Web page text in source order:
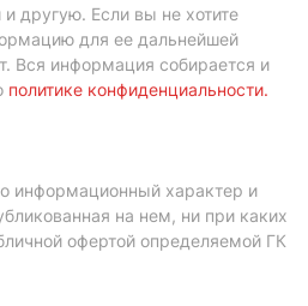
другую. Если вы не хотите
для ее дальнейшей
Вся информация собирается и
политике конфиденциальности.
информационный характер и
на нем, ни при каких
офертой определяемой ГК